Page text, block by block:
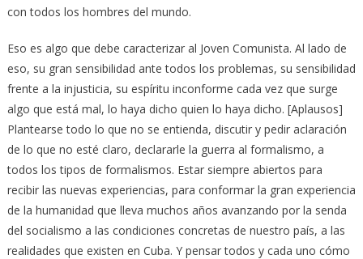
con todos los hombres del mundo.
Eso es algo que debe caracterizar al Joven Comunista. Al lado de
eso, su gran sensibilidad ante todos los problemas, su sensibilidad
frente a la injusticia, su espíritu inconforme cada vez que surge
algo que está mal, lo haya dicho quien lo haya dicho. [Aplausos]
Plantearse todo lo que no se entienda, discutir y pedir aclaración
de lo que no esté claro, declararle la guerra al formalismo, a
todos los tipos de formalismos. Estar siempre abiertos para
recibir las nuevas experiencias, para conformar la gran experiencia
de la humanidad que lleva muchos años avanzando por la senda
del socialismo a las condiciones concretas de nuestro país, a las
realidades que existen en Cuba. Y pensar todos y cada uno cómo